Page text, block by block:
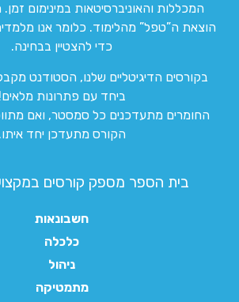
המכללות והאוניברסיטאות במינימום
הוצאת ה”טפל” מהלימוד. כלומר אנו
כדי להצטיין בבחינה.
בקורסים הדיגיטליים שלנו, הסטודנט
ביחד עם פתרונות מלאים!
החומרים מתעדכנים כל סמסטר, ואם
הקורס מתעדכן יחד איתו.
בית הספר מספק קורסים
חשבונאות
כלכלה
ניהול
מתמטיקה